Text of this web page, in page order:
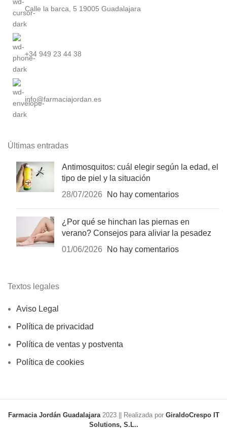
Calle la barca, 5 19005 Guadalajara
+34 949 23 44 38
info@farmaciajordan.es
Últimas entradas
Antimosquitos: cuál elegir según la edad, el
tipo de piel y la situación
28/07/2026
No hay comentarios
¿Por qué se hinchan las piernas en
verano? Consejos para aliviar la pesadez
01/06/2026
No hay comentarios
Textos legales
Aviso Legal
Política de privacidad
Política de ventas y postventa
Política de cookies
Farmacia Jordán Guadalajara 2023 || Realizada por GiraldoCrespo IT
Solutions, S.L..